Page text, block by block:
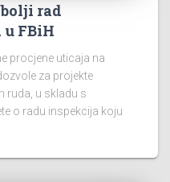
rad
FBiH
procjene uticaja na
za projekte
ruda, u skladu s
o radu inspekcija koju